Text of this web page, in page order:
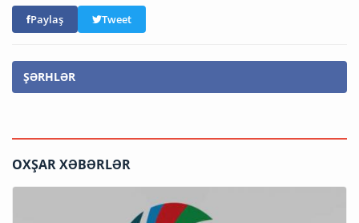
Paylaş Tweet
ŞƏRHLƏR
OXŞAR XƏBƏRLƏR